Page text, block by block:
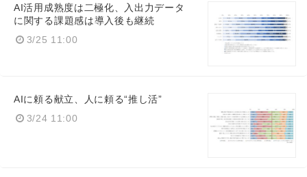
AI活用成熟度は二極化、入出力データ
に関する課題感は導入後も継続
3/25 11:00
AIに頼る献立、人に頼る“推し活”
3/24 11:00